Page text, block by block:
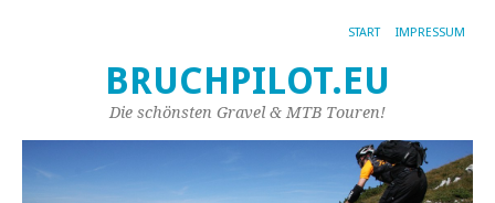
START IMPRESSUM
BRUCHPILOT.EU
Die schönsten Gravel & MTB Touren!